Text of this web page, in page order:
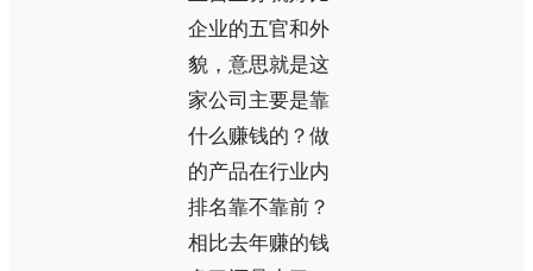
企业的五官和外
貌，意思就是这
家公司主要是靠
什么赚钱的？做
的产品在行业内
排名靠不靠前？
相比去年赚的钱